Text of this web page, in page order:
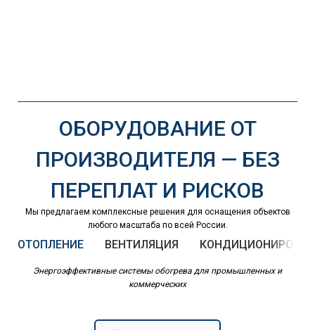
ОБОРУДОВАНИЕ ОТ
ПРОИЗВОДИТЕЛЯ — БЕЗ
ПЕРЕПЛАТ И РИСКОВ
Мы предлагаем комплексные решения для оснащения объектов
любого масштаба по всей России.
ОТОПЛЕНИЕ ВЕНТИЛЯЦИЯ
Энергоэффективные системы обогрева для промышленных и
коммерческих